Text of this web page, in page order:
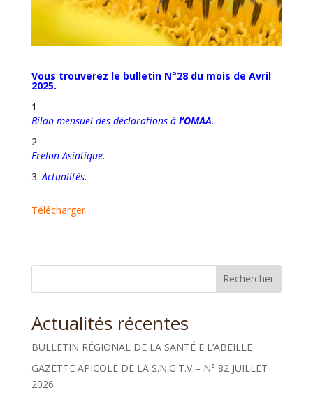
Vous trouverez le bulletin N°28 du mois de Avril
2025.
Bilan mensuel des déclarations à l’OMAA.
Frelon Asiatique.
Actualités.
Télécharger
Rechercher
Actualités récentes
BULLETIN RÉGIONAL DE LA SANTÉ E L’ABEILLE
GAZETTE APICOLE DE LA S.N.G.T.V – N° 82 JUILLET
2026